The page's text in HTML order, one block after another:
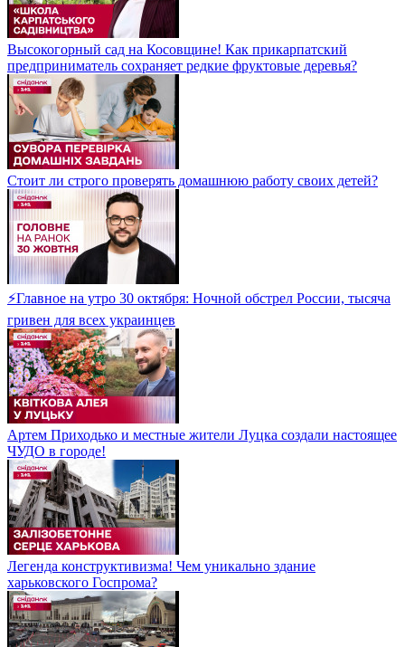
Высокогорный сад на Косовщине! Как прикарпатский
предприниматель сохраняет редкие фруктовые деревья?
Стоит ли строго проверять домашнюю работу своих детей?
⚡Главное на утро 30 октября: Ночной обстрел России, тысяча
гривен для всех украинцев
Артем Приходько и местные жители Луцка создали настоящее
ЧУДО в городе!
Легенда конструктивизма! Чем уникально здание
харьковского Госпрома?